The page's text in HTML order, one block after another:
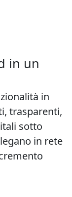
in un
in
trasparenti,
sotto
in rete